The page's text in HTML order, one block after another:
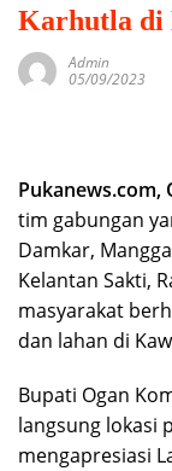
Karhutla di
Admin
05/09/2023
Pukanews.com,
tim gabungan
Damkar,
Kelantan Sakti,
masyarakat
dan lahan di
Bupati Ogan
langsung lokasi
mengapresiasi